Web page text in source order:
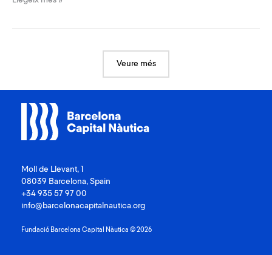
projecte
Veure més
Moll de Llevant, 1
08039 Barcelona, Spain
+34 935 57 97 00
info@barcelonacapitalnautica.org
Fundació Barcelona Capital Nàutica © 2026